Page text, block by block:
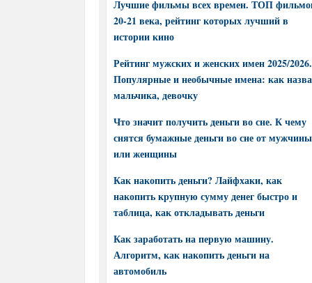
Лучшие фильмы всех времен. ТОП
20-21 века, рейтинг которых лучший в
истории кино
Рейтинг мужских и женских имен 2025/2026.
Популярные и необычные имена: как
мальчика, девочку
Что значит получить деньги во сне. К чему
снятся бумажные деньги во сне от мужчины
или женщины
Как накопить деньги? Лайфхаки, как
накопить крупную сумму денег быстро и
таблица, как откладывать деньги
Как заработать на первую машину.
Алгоритм, как накопить деньги на
автомобиль